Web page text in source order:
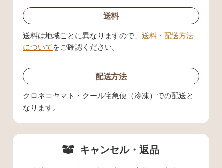
送料
送料は地域ごとに異なりますので、送料・配送方法
についてをご確認ください。
配送方法
クロネコヤマト・クール宅急便（冷凍）での配送と
なります。
キャンセル・返品